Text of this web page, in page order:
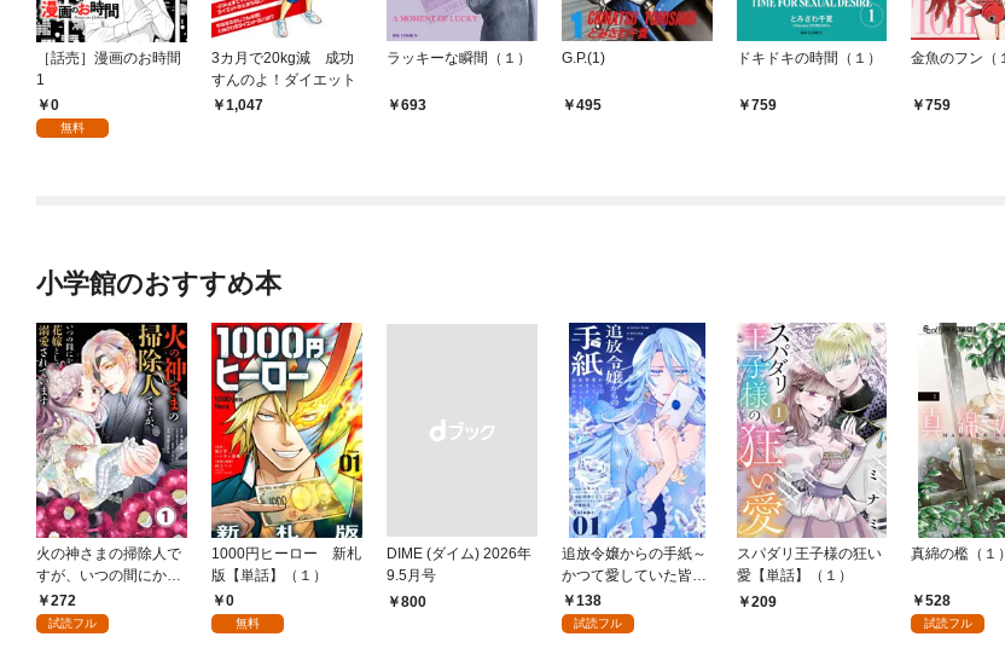
［話売］漫画のお時間
1
0
無料
3カ月で20kg減 成功
すんのよ！ダイエット
1,047
ラッキーな瞬間（１）
693
G.P.(1)
495
ドキドキの時間（１）
759
金魚のフン（
759
小学館のおすすめ本
火の神さまの掃除人で
すが、いつの間にか花
嫁として溺愛されてい
ます【単話】（１）
272
試読フル
1000円ヒーロー 新札
版【単話】（１）
0
無料
DIME (ダイム) 2026年
9.5月号
￥800
追放令嬢からの手紙～
かつて愛していた皆さ
まへ 私のことなどお忘
れですか？～【単話】
138
試読フル
スパダリ王子様の狂い
愛【単話】（１）
209
真綿の檻（１）
528
試読フル